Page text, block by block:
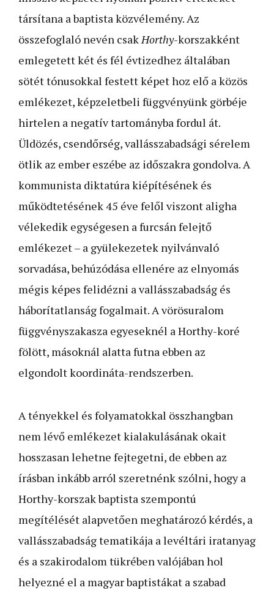
társítana a baptista közvélemény. Az
összefoglaló nevén csakHorthy-korszakként
emlegetett két és fél évtizedhez általában
sötét tónusokkal festett képet hoz elő a közös
emlékezet, képzeletbeli függvényünk görbéje
hirtelen a negatív tartományba fordul át.
Üldözés, csendőrség, vallásszabadsági sérelem
ötlik az ember eszébe az időszakra gondolva. A
kommunista diktatúra kiépítésének és
működtetésének 45 éve felől viszont aligha
vélekedik egységesen a furcsán felejtő
emlékezet – a gyülekezetek nyilvánvaló
sorvadása, behúzódása ellenére az elnyomás
mégis képes felidézni a vallásszabadság és
háborítatlanság fogalmait. A vörösuralom
függvényszakasza egyeseknél a Horthy-koré
fölött, másoknál alatta futna ebben az
elgondolt koordináta-rendszerben.
A tényekkel és folyamatokkal összhangban
nem lévő emlékezet kialakulásának okait
hosszasan lehetne fejtegetni, de ebben az
írásban inkább arról szeretnénk szólni, hogy a
Horthy-korszak baptista szempontú
megítélését alapvetően meghatározó kérdés, a
vallásszabadság tematikája a levéltári iratanyag
és a szakirodalom tükrében valójában hol
helyezné el a magyar baptistákat a szabad